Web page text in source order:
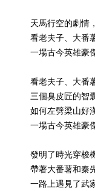
天馬行空的劇情
看老夫子、大番
一場古今英雄豪
看老夫子、大番
三個臭皮匠的智
如何左劈梁山好
一場古今英雄豪
發明了時光穿梭
帶著大番薯和秦
一路上遇見了武